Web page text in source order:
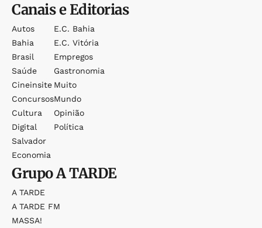
Canais e Editorias
Autos
Bahia
Brasil
Saúde
Cineinsite
Concursos
Cultura
Digital
Salvador
Economia
E.c. Bahia
E.c. Vitória
Empregos
Gastronomia
Muito
Mundo
Opinião
Política
GrupoA TARDE
A TARDE
A TARDE FM
MASSA!